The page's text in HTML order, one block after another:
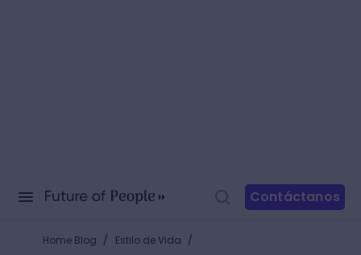
Contáctanos
Home Blog / Estilo de Vida /